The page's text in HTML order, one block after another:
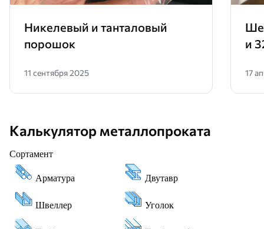
Никелевый и танталовый
порошок
11 сентября 2025
и
17
Калькулятор металлопроката